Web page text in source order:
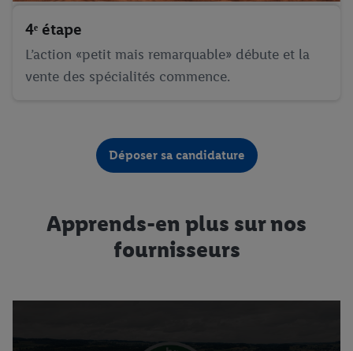
4ᵉ étape
L’action «petit mais remarquable» débute et la
vente des spécialités commence.
Déposer sa candidature
Apprends-en plus sur nos
fournisseurs